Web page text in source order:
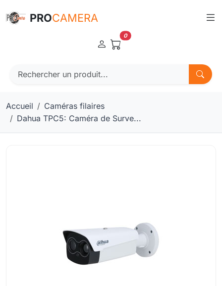
PROCAMERA
0
Accueil
Caméras filaires
Dahua TPC5: Caméra de Surve...